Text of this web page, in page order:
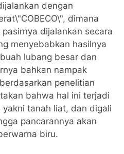
dengan
dimana
dijalankan secara
menyebabkan hasilnya
lubang besar dan
bahkan nampak
penelitian
bahwa hal ini terjadi
tanah liat, dan digali
pancarannya akan
biru.